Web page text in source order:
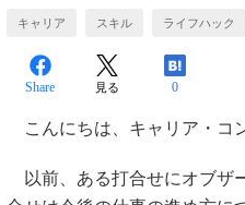
キャリア スキル ライフハック
Share 見る 0
こんにちは、キャリア・コ
以前、ある打合せにオブザ